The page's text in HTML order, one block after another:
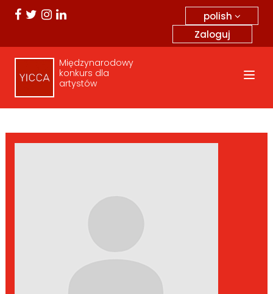
polish
Zaloguj
Międzynarodowy
konkurs dla
artystów